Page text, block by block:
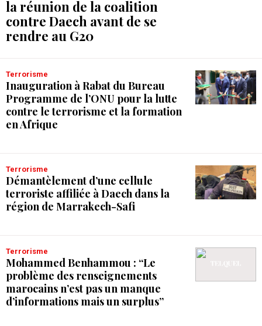
la réunion de la coalition
contre Daech avant de se
rendre au G20
Terrorisme
Inauguration à Rabat du Bureau
Programme de l’ONU pour la lutte
contre le terrorisme et la formation
en Afrique
Terrorisme
Démantèlement d’une cellule
terroriste affiliée à Daech dans la
région de Marrakech-Safi
Terrorisme
Mohammed Benhammou : “Le
problème des renseignements
marocains n’est pas un manque
d’informations mais un surplus”